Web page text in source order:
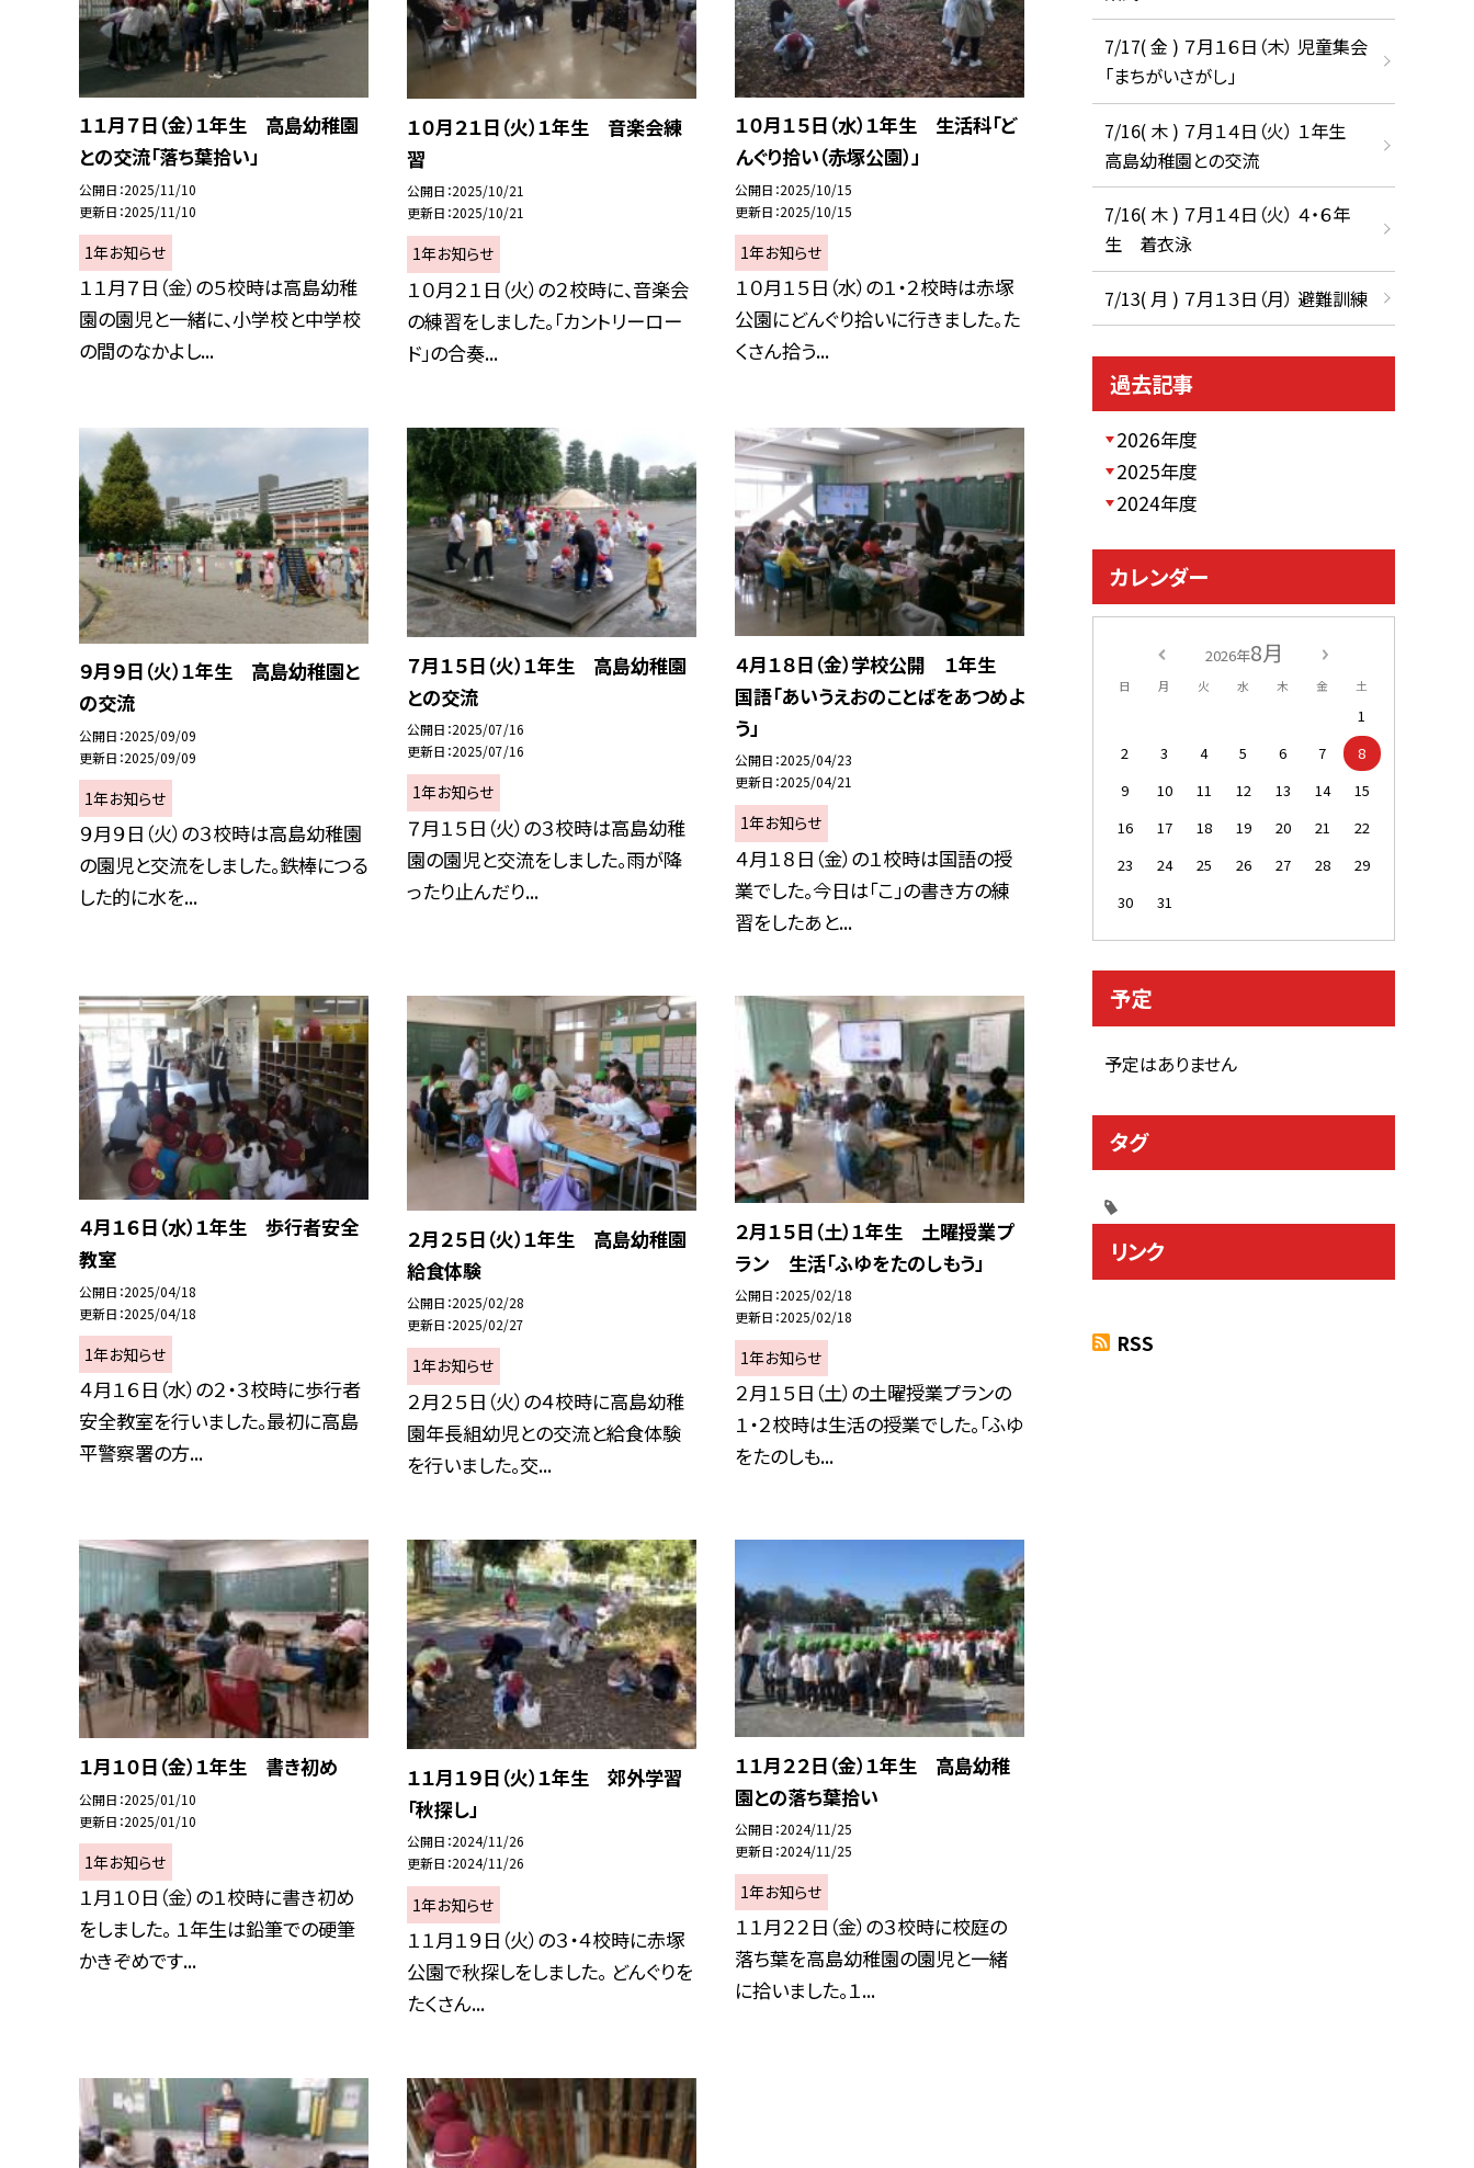
１１月７日（金）１年生 高島幼稚園
との交流「落ち葉拾い」
公開日 2025/11/10
更新日 2025/11/10
1年お知らせ
１１月７日（金）の５校時は高島幼稚
園の園児と一緒に、小学校と中学校
の間のなかよし...
１０月２１日（火）１年生 音楽会練
習
公開日 2025/10/21
更新日 2025/10/21
1年お知らせ
１０月２１日（火）の２校時に、音楽会
の練習をしました。「カントリーロー
ド」の合奏...
１０月１５日（水）１年生 生活科「ど
んぐり拾い（赤塚公園）」
公開日 2025/10/15
更新日 2025/10/15
1年お知らせ
１０月１５日（水）の１・２校時は赤塚
公園にどんぐり拾いに行きました。た
くさん拾う...
９月９日（火）１年生 高島幼稚園と
の交流
公開日 2025/09/09
更新日 2025/09/09
1年お知らせ
９月９日（火）の３校時は高島幼稚園
の園児と交流をしました。鉄棒につる
した的に水を...
７月１５日（火）１年生 高島幼稚園
との交流
公開日 2025/07/16
更新日 2025/07/16
1年お知らせ
７月１５日（火）の３校時は高島幼稚
園の園児と交流をしました。雨が降
ったり止んだり...
４月１８日（金）学校公開 １年生
国語「あいうえおのことばをあつめよ
う」
公開日 2025/04/23
更新日 2025/04/21
1年お知らせ
４月１８日（金）の１校時は国語の授
業でした。今日は「こ」の書き方の練
習をしたあと...
４月１６日（水）１年生 歩行者安全
教室
公開日 2025/04/18
更新日 2025/04/18
1年お知らせ
４月１６日（水）の２・３校時に歩行者
安全教室を行いました。最初に高島
平警察署の方...
２月２５日（火）１年生 高島幼稚園
給食体験
公開日 2025/02/28
更新日 2025/02/27
1年お知らせ
２月２５日（火）の４校時に高島幼稚
園年長組幼児との交流と給食体験
を行いました。交...
２月１５日（土）１年生 土曜授業プ
ラン 生活「ふゆをたのしもう」
公開日 2025/02/18
更新日 2025/02/18
1年お知らせ
２月１５日（土）の土曜授業プランの
１・２校時は生活の授業でした。「ふゆ
をたのしも...
１月１０日（金）１年生 書き初め
公開日 2025/01/10
更新日 2025/01/10
1年お知らせ
１月１０日（金）の１校時に書き初め
をしました。 １年生は鉛筆での硬筆
かきぞめです...
１１月１９日（火）１年生 郊外学習
「秋探し」
公開日 2024/11/26
更新日 2024/11/26
1年お知らせ
１１月１９日（火）の３・４校時に赤塚
公園で秋探しをしました。 どんぐりを
たくさん...
１１月２２日（金）１年生 高島幼稚
園との落ち葉拾い
公開日 2024/11/25
更新日 2024/11/25
1年お知らせ
１１月２２日（金）の３校時に校庭の
落ち葉を高島幼稚園の園児と一緒
に拾いました。１...
7/17( 金 ) ７月１６日（木） 児童集会
「まちがいさがし」
7/16( 木 ) ７月１４日（火） １年生
高島幼稚園との交流
7/16( 木 ) ７月１４日（火） ４・６年
生 着衣泳
7/13( 月 ) ７月１３日（月） 避難訓練
過去記事
2026年度
2025年度
2024年度
カレンダー
2026年8月
日 月 火 水 木 金 土
1
2
3 4 5 6 7
8
9
10 11 12 13 14
15
16
17 18 19 20 21
22
23
24 25 26 27 28
29
30
31
予定
予定はありません
タグ
リンク
RSS